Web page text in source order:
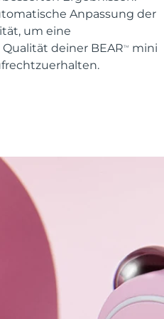
Anpassung der
um eine
deiner BEARTM
mini
eye massagers
care essentials
Whitening Gel
Männer